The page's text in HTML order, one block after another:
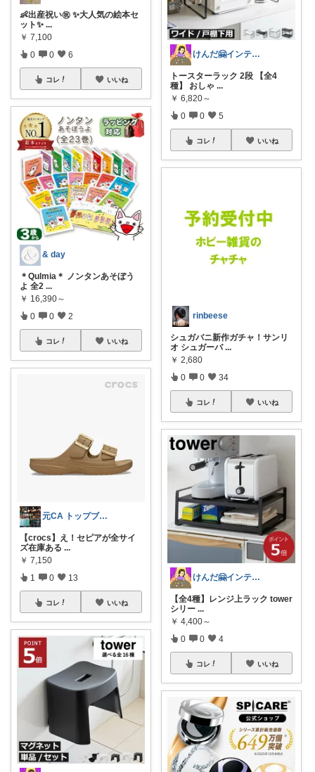
👶出産祝い㊗️ ✨大人気の絵本セ
ット✨ ...
￥ 7,100
0 0 6
コレ いいね
& day
＊Qulmia＊ ノンタンあそぼう
よ 全2 ...
￥ 16,390～
0 0 2
コレ いいね
元CA トップブロガーCHIAKI
【crocs】え！セピアが全サイ
ズ在庫ある ...
￥ 7,150
1 0 13
コレ いいね
けんだ🤗インテリア多め
トースターラック 2段 【全4
種】 おしゃ ...
￥ 6,820～
0 0 5
コレ いいね
rinbeese
シュガバニ新作ガチャ！サンリ
オ シュガーバ ...
￥ 2,680
0 0 34
コレ いいね
けんだ🤗インテリア多め
【全4種】レンジ上ラック tower
シリー ...
￥ 4,400～
0 0 4
コレ いいね